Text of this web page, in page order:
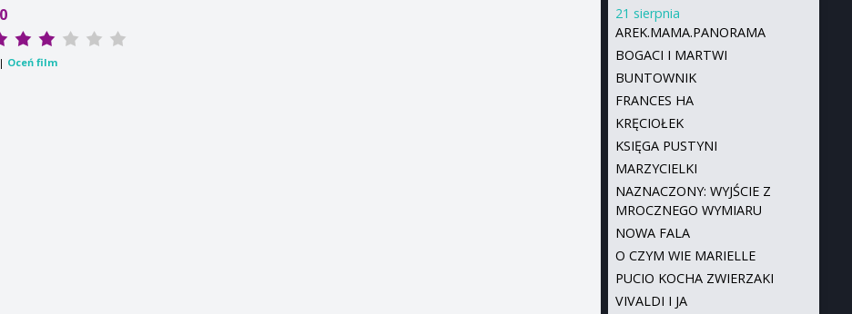
Oceń film
21 sierpnia
AREK.MAMA.PANORAMA
BOGACI I MARTWI
BUNTOWNIK
FRANCES HA
KRĘCIOŁEK
KSIĘGA PUSTYNI
MARZYCIELKI
NAZNACZONY: WYJŚCIE Z
MROCZNEGO WYMIARU
NOWA FALA
O CZYM WIE MARIELLE
PUCIO KOCHA ZWIERZAKI
VIVALDI I JA